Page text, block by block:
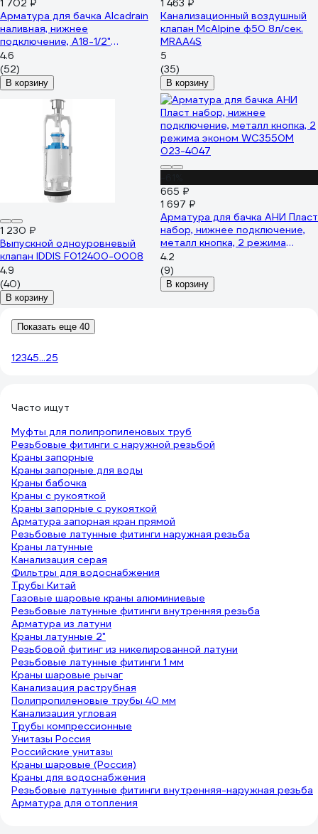
1 702 ₽
Арматура для бачка Alcadrain
наливная, нижнее
подключение, A18-1/2"
00022188
4.6
(52)
В корзину
1 463 ₽
Канализационный воздушный
клапан McAlpine ф50 8л/сек.
MRAA4S
5
(35)
В корзину
1 230 ₽
Выпускной одноуровневый
клапан IDDIS F012400-0008
4.9
(40)
В корзину
665 ₽
1 697 ₽
Арматура для бачка АНИ Пласт
набор, нижнее подключение,
металл кнопка, 2 режима
эконом WC3550М 023-4047
4.2
(9)
В корзину
Показать еще 40
12345...25
Часто ищут
Муфты для полипропиленовых труб
Резьбовые фитинги с наружной резьбой
Краны запорные
Краны запорные для воды
Краны бабочка
Краны с рукояткой
Краны запорные с рукояткой
Арматура запорная кран прямой
Резьбовые латунные фитинги наружная резьба
Краны латунные
Канализация серая
Фильтры для водоснабжения
Трубы Китай
Газовые шаровые краны алюминиевые
Резьбовые латунные фитинги внутренняя резьба
Арматура из латуни
Краны латунные 2"
Резьбовой фитинг из никелированной латуни
Резьбовые латунные фитинги 1 мм
Краны шаровые рычаг
Канализация раструбная
Полипропиленовые трубы 40 мм
Канализация угловая
Трубы компрессионные
Унитазы Россия
Российские унитазы
Краны шаровые (Россия)
Краны для водоснабжения
Резьбовые латунные фитинги внутренняя-наружная резьба
Арматура для отопления